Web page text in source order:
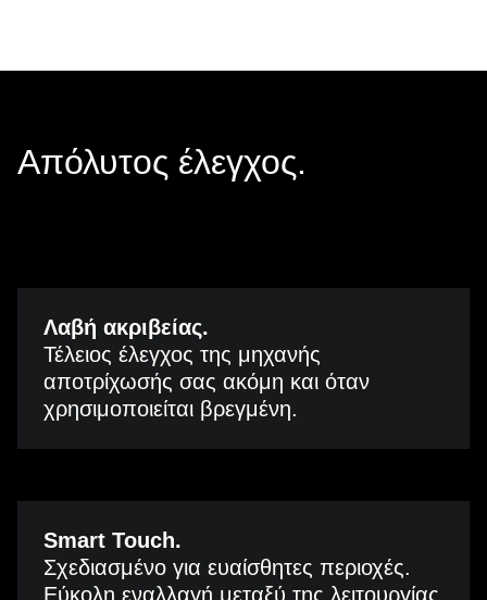
Απόλυτος έλεγχος.
Λαβή ακριβείας.
Τέλειος έλεγχος της μηχανής
αποτρίχωσής σας ακόμη και όταν
χρησιμοποιείται βρεγμένη.
Smart Touch.
Σχεδιασμένο για ευαίσθητες περιοχές.
Εύκολη εναλλαγή μεταξύ της λειτουργίας